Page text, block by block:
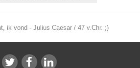
ik vond - Julius Caesar / 47 v.Chr. ;)